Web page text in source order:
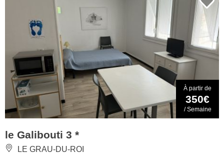
À partir de
350€
/ Semaine
le Galibouti 3 *
LE GRAU-DU-ROI